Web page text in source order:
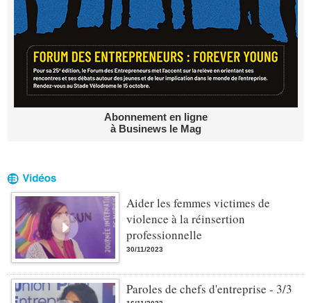
Abonnement en ligne
à Businews le Mag
Aider les femmes victimes de
violence à la réinsertion
professionnelle
30/11/2023
Paroles de chefs d'entreprise - 3/3